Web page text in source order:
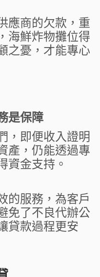
應商的欠款，重
海鮮炸物攤位得
之憂，才能專心
是保障
，即便收入證明
產，仍能透過專
資金支持。
的服務，為客戶
免了不良代辦公
貸款過程更安